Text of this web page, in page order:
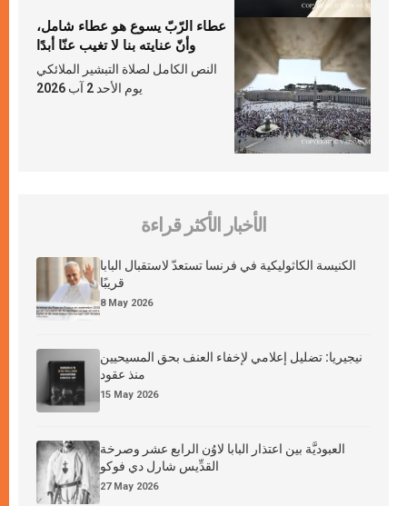
عطاء الرّبّ يسوع هو عطاء شامل،
وأنّ عنايته بنا لا تغيب عنّا أبدًا
النص الكامل لصلاة التبشير الملائكي
يوم الأحد 2 آب 2026
الأخبار الأكثر قراءة
الكنيسة الكاثوليكية في فرنسا تستعدّ لاستقبال البابا
قريبًا
8 May 2026
نيجيريا: تضليل إعلامي لإخفاء العنف بحق المسيحيين
منذ عقود
15 May 2026
العبوديَّة بين اعتذار البابا لاوُن الرابع عشر وصرخة
القدِّيس شارل دي فوكو
27 May 2026